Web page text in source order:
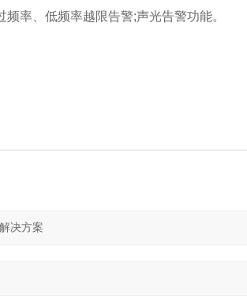
率、低频率越限告警;声光告警功能。